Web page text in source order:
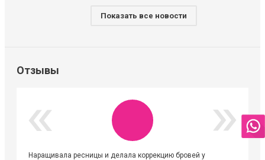
Показать все новости
Отзывы
Наращивала ресницы и делала коррекцию бровей у